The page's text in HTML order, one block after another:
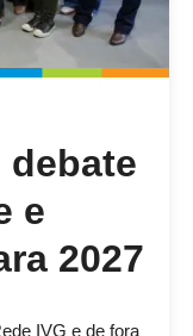
debate
e
2027
IVG e de fora